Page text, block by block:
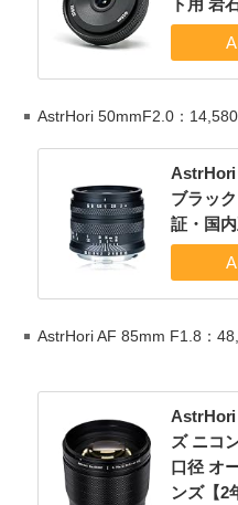
ト用 岩
AstrHori 50mmF2.0：
AstrHori
ブラッ
証・国内
AstrHori AF 85mm F1.8：
AstrHori
ズ ニコ
口径 オ
ンズ【2